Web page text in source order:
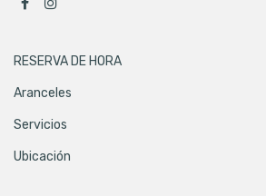
RESERVA DE HORA
Aranceles
Servicios
Ubicación